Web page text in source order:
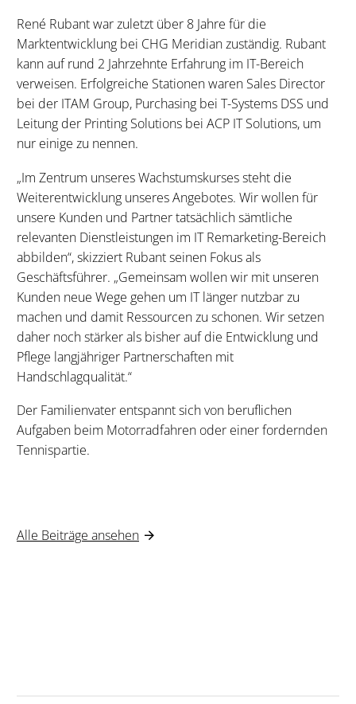
René Rubant war zuletzt über 8 Jahre für die
Marktentwicklung bei CHG Meridian zuständig. Rubant
kann auf rund 2 Jahrzehnte Erfahrung im IT-Bereich
verweisen. Erfolgreiche Stationen waren Sales Director
bei der ITAM Group, Purchasing bei T-Systems DSS und
Leitung der Printing Solutions bei ACP IT Solutions, um
nur einige zu nennen.
„Im Zentrum unseres Wachstumskurses steht die
Weiterentwicklung unseres Angebotes. Wir wollen für
unsere Kunden und Partner tatsächlich sämtliche
relevanten Dienstleistungen im IT Remarketing-Bereich
abbilden“, skizziert Rubant seinen Fokus als
Geschäftsführer. „Gemeinsam wollen wir mit unseren
Kunden neue Wege gehen um IT länger nutzbar zu
machen und damit Ressourcen zu schonen. Wir setzen
daher noch stärker als bisher auf die Entwicklung und
Pflege langjähriger Partnerschaften mit
Handschlagqualität.“
Der Familienvater entspannt sich von beruflichen
Aufgaben beim Motorradfahren oder einer fordernden
Tennispartie.
Alle Beiträge ansehen